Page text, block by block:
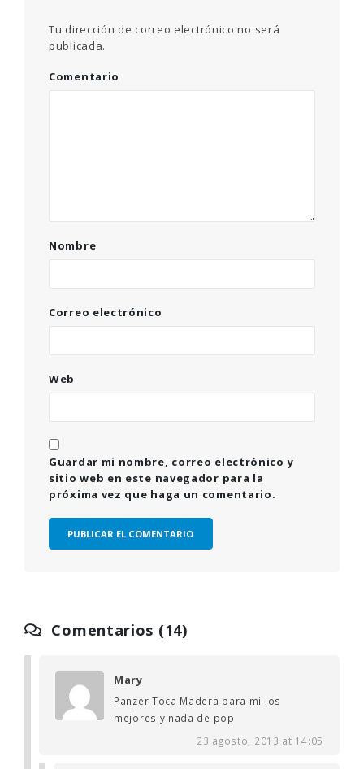
Tu dirección de correo electrónico no será
publicada.
Comentario
Nombre
Correo electrónico
Web
Guardar mi nombre, correo electrónico y
sitio web en este navegador para la
próxima vez que haga un comentario.
Comentarios (14)
Mary
Panzer Toca Madera para mi los
mejores y nada de pop
23 agosto, 2013 at 14:05